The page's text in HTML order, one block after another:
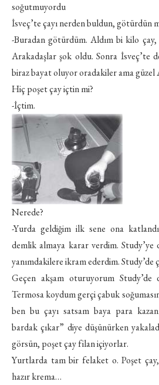
soğutmuyordu
İsveç’te çayı nerden buldun, götürdün
-Buradan götürdüm. Aldım bi kilo
Arakadaşlar şok oldu. Sonra İsveç’te
biraz bayat oluyor oradakiler ama güzel
Hiç poşet çay içtin mi?
-İçtim.
Nerede?
-Yurda geldiğim ilk sene ona
demlik almaya karar verdim.
yanımdakilere ikram ederdim. Study’de
Geçen akşam oturuyorum Study’de
Termosa koydum gerçi çabuk
ben bu çayı satsam baya para
bardak çıkar” diye düşünürken
görsün, poşet çay filan içiyorlar.
Yurtlarda tam bir felaket o. Poşet
hazır krema…